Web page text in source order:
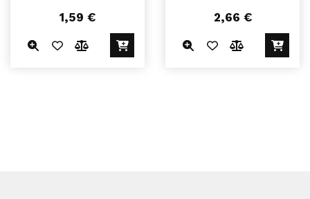
1,59 € 2,66 €